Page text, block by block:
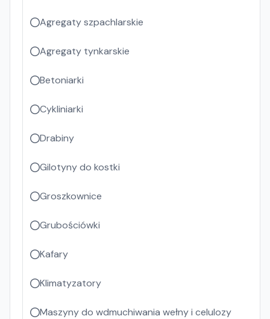
Agregaty szpachlarskie
Agregaty tynkarskie
Betoniarki
Cykliniarki
Drabiny
Gilotyny do kostki
Groszkownice
Grubościówki
Kafary
Klimatyzatory
Maszyny do wdmuchiwania wełny i celulozy